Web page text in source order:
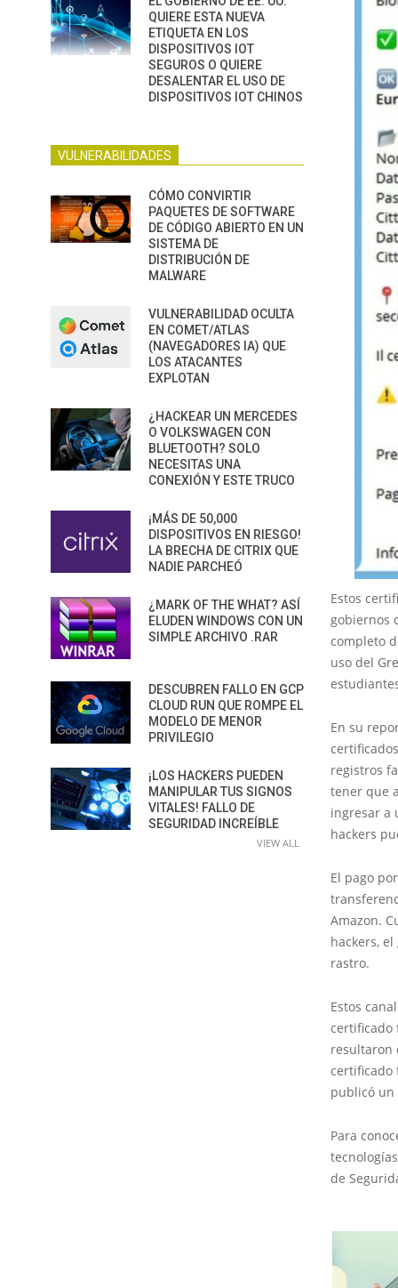
Estos
gobiernos
completo
uso del
En su
registros
tener que
ingresar a
hackers
El pago
Amazon.
hackers,
rastro.
Estos
certificado
resultaron
certificado
publicó un
Para
de
QUIERE ESTA NUEVA
ETIQUETA EN LOS
DISPOSITIVOS IOT
SEGUROS O QUIERE
DESALENTAR EL USO DE
DISPOSITIVOS IOT CHINOS
VULNERABILIDADES
CÓMO CONVIRTIR
PAQUETES DE SOFTWARE
DE CÓDIGO ABIERTO EN UN
SISTEMA DE
DISTRIBUCIÓN DE
MALWARE
VULNERABILIDAD OCULTA
EN COMET/ATLAS
(NAVEGADORES IA) QUE
LOS ATACANTES
EXPLOTAN
¿HACKEAR UN MERCEDES
O VOLKSWAGEN CON
BLUETOOTH? SOLO
NECESITAS UNA
CONEXIÓN Y ESTE TRUCO
¡MÁS DE 50,000
DISPOSITIVOS EN RIESGO!
LA BRECHA DE CITRIX QUE
NADIE PARCHEÓ
¿MARK OF THE WHAT? ASÍ
ELUDEN WINDOWS CON UN
SIMPLE ARCHIVO .RAR
DESCUBREN FALLO EN GCP
CLOUD RUN QUE ROMPE EL
MODELO DE MENOR
PRIVILEGIO
¡LOS HACKERS PUEDEN
MANIPULAR TUS SIGNOS
VITALES! FALLO DE
SEGURIDAD INCREÍBLE
VIEW ALL